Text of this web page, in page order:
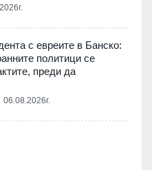
с евреите в Банско:
политици се
преди да
06.08.2026г.